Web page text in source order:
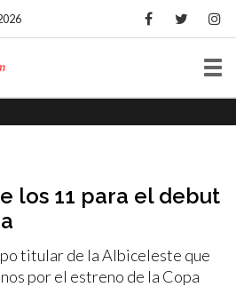
los 11 para el debut
titular de la Albiceleste que
por el estreno de la Copa